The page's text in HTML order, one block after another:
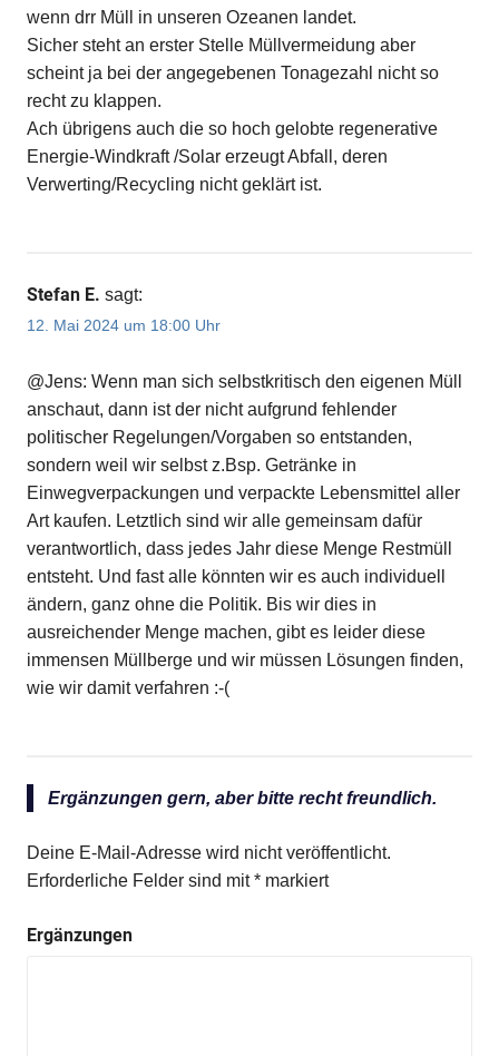
wenn drr Müll in unseren Ozeanen landet.
Sicher steht an erster Stelle Müllvermeidung aber
scheint ja bei der angegebenen Tonagezahl nicht so
recht zu klappen.
Ach übrigens auch die so hoch gelobte regenerative
Energie-Windkraft /Solar erzeugt Abfall, deren
Verwerting/Recycling nicht geklärt ist.
Stefan E. sagt:
12. Mai 2024 um 18:00 Uhr
@Jens: Wenn man sich selbstkritisch den eigenen Müll
anschaut, dann ist der nicht aufgrund fehlender
politischer Regelungen/Vorgaben so entstanden,
sondern weil wir selbst z.Bsp. Getränke in
Einwegverpackungen und verpackte Lebensmittel aller
Art kaufen. Letztlich sind wir alle gemeinsam dafür
verantwortlich, dass jedes Jahr diese Menge Restmüll
entsteht. Und fast alle könnten wir es auch individuell
ändern, ganz ohne die Politik. Bis wir dies in
ausreichender Menge machen, gibt es leider diese
immensen Müllberge und wir müssen Lösungen finden,
wie wir damit verfahren :-(
Ergänzungen gern, aber bitte recht freundlich.
Deine E-Mail-Adresse wird nicht veröffentlicht.
Erforderliche Felder sind mit* markiert
Ergänzungen